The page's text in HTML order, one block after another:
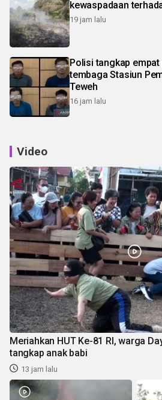
kewaspadaan
19 jam lalu
Polisi tangkap
tembaga Stasiun
Teweh
16 jam lalu
Video
Meriahkan HUT Ke-81 RI, warga
tangkap anak babi
13 jam lalu